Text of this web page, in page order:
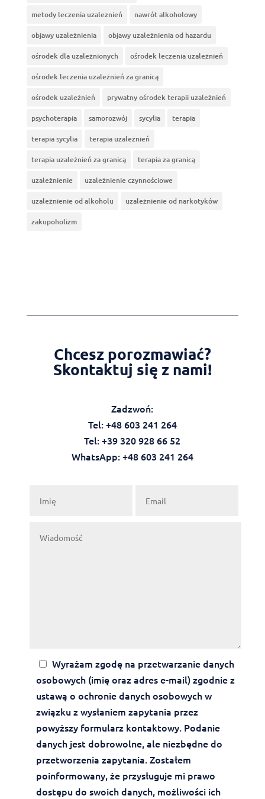
metody leczenia uzaleznień nawrót alkoholowy
objawy uzależnienia objawy uzależnienia od hazardu
ośrodek dla uzależnionych ośrodek leczenia uzależnień
ośrodek leczenia uzależnień za granicą
ośrodek uzależnień prywatny ośrodek terapii uzależnień
psychoterapia samorozwój sycylia terapia
terapia sycylia terapia uzależnień
terapia uzależnień za granicą terapia za granicą
uzależnienie uzależnienie czynnościowe
uzależnienie od alkoholu uzależnienie od narkotyków
zakupoholizm
Chcesz porozmawiać?
Skontaktuj się z nami!
Zadzwoń:
Tel: +48 603 241 264
Tel: +39 320 928 66 52
WhatsApp: +48 603 241 264‬‬
Wyrażam zgodę na przetwarzanie danych
osobowych (imię oraz adres e-mail) zgodnie z
ustawą o ochronie danych osobowych w
związku z wysłaniem zapytania przez
powyższy formularz kontaktowy. Podanie
danych jest dobrowolne, ale niezbędne do
przetworzenia zapytania. Zostałem
poinformowany, że przysługuje mi prawo
dostępu do swoich danych, możliwości ich